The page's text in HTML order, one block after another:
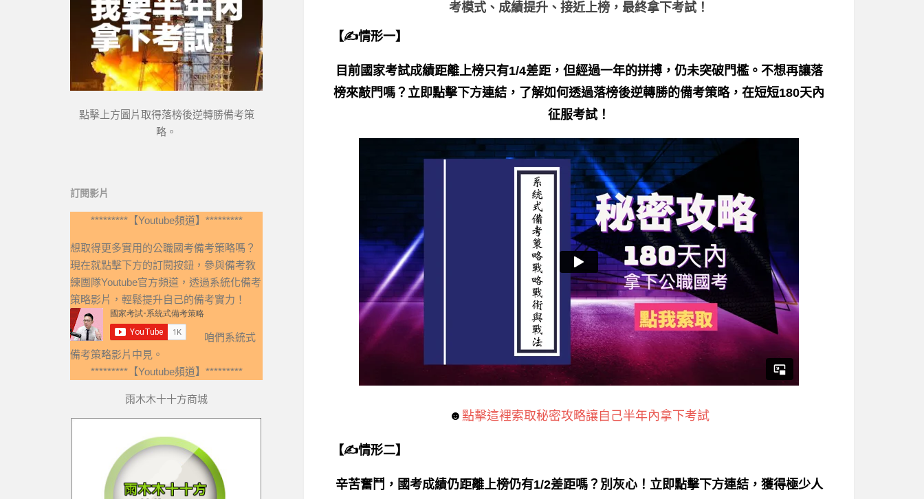
考模式、成績提升、接近上榜，最終拿下考試！
【✍情形一】
目前國家考試成績距離上榜只有1/4差距，但經過一年的拼搏，仍未突破門檻。不想再讓落
榜來敲門嗎？立即點擊下方連結，了解如何透過落榜後逆轉勝的備考策略，在短短180天內
征服考試！
☻ 點擊這裡索取秘密攻略讓自己半年內拿下考試
【✍情形二】
辛苦奮鬥，國考成績仍距離上榜仍有1/2差距嗎？別灰心！立即點擊下方連結，獲得極少人
點擊上方圖片取得落榜後逆轉勝備考策
略。
訂閱影片
*********【Youtube頻道】*********
想取得更多實用的公職國考備考策略嗎？
現在就點擊下方的訂閱按鈕，參與備考教
練團隊Youtube官方頻道，透過系統化備考
策略影片，輕鬆提升自己的備考實力！
咱們系統式
備考策略影片中見。
*********【Youtube頻道】*********
雨木木十十方商城